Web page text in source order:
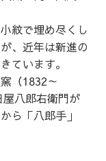
紋で埋め尽くし
、近年は新進の
ています。
（1832～
八郎右衛門が
ら「八郎手」